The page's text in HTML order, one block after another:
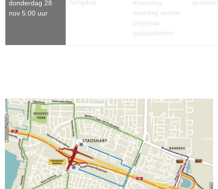
donderdag 28
nov 5.00 uur
Schiphol
maandag
overdag verder
beperkte
geluidshinder
gesloten